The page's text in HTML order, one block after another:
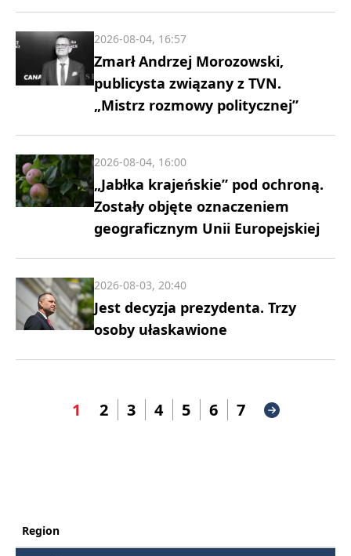
Zmarł Andrzej Morozowski,
publicysta związany z TVN.
„Mistrz rozmowy politycznej”
2026-08-04, 16:57
„Jabłka krajeńskie” pod ochroną.
Zostały objęte oznaczeniem
geograficznym Unii Europejskiej
2026-08-04, 16:00
Jest decyzja prezydenta. Trzy
osoby ułaskawione
2026-08-03, 20:40
1 2 3 4 5 6 7
Region